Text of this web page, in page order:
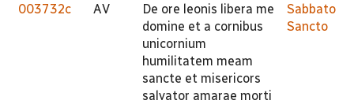
003732c AV
De ore leonis libera me
domine et a cornibus
unicornium
humilitatem meam
sancte et misericors
salvator amarae morti
Sabbato
Sancto